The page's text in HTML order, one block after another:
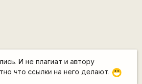
И не плагиат и автору
что ссылки на него делают. :D